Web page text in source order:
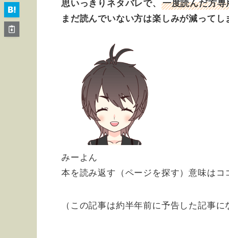
思いっきりネタバレで、 一度読んだ方
まだ読んでいない方は楽しみが減って
みーよん
本を読み返す（ページを探す）意味はコ
（この記事は約半年前に予告した記事